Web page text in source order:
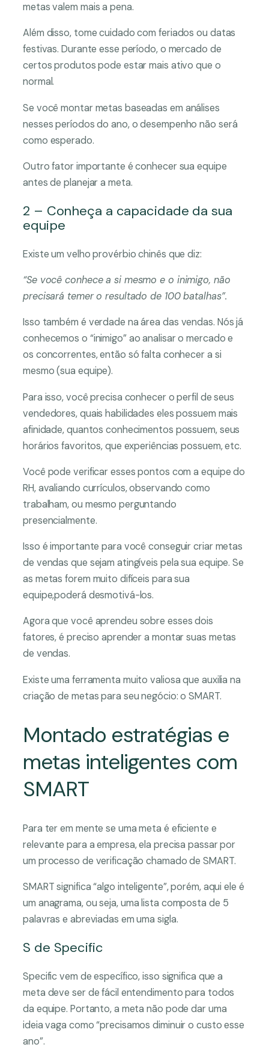
metas valem mais a pena.
Além disso, tome cuidado com feriados ou datas
festivas. Durante esse período, o mercado de
certos produtos pode estar mais ativo que o
normal.
Se você montar metas baseadas em análises
nesses períodos do ano, o desempenho não será
como esperado.
Outro fator importante é conhecer sua equipe
antes de planejar a meta.
2 – Conheça a capacidade da sua
equipe
Existe um velho provérbio chinês que diz:
“Se você conhece a si mesmo e o inimigo, não
precisará temer o resultado de 100 batalhas”.
Isso também é verdade na área das vendas. Nós já
conhecemos o “inimigo” ao analisar o mercado e
os concorrentes, então só falta conhecer a si
mesmo (sua equipe).
Para isso, você precisa conhecer o perfil de seus
vendedores, quais habilidades eles possuem mais
afinidade, quantos conhecimentos possuem, seus
horários favoritos, que experiências possuem, etc.
Você pode verificar esses pontos com a equipe do
RH, avaliando currículos, observando como
trabalham, ou mesmo perguntando
presencialmente.
Isso é importante para você conseguir criar metas
de vendas que sejam atingíveis pela sua equipe. Se
as metas forem muito difíceis para sua
equipe,poderá desmotivá-los.
Agora que você aprendeu sobre esses dois
fatores, é preciso aprender a montar suas metas
de vendas.
Existe uma ferramenta muito valiosa que auxilia na
criação de metas para seu negócio: o SMART.
Montado estratégias e
metas inteligentes com
SMART
Para ter em mente se uma meta é eficiente e
relevante para a empresa, ela precisa passar por
um processo de verificação chamado de SMART.
SMART significa “algo inteligente”, porém, aqui ele é
um anagrama, ou seja, uma lista composta de 5
palavras e abreviadas em uma sigla.
S de Specific
Specific vem de específico, isso significa que a
meta deve ser de fácil entendimento para todos
da equipe. Portanto, a meta não pode dar uma
ideia vaga como “precisamos diminuir o custo esse
ano”.